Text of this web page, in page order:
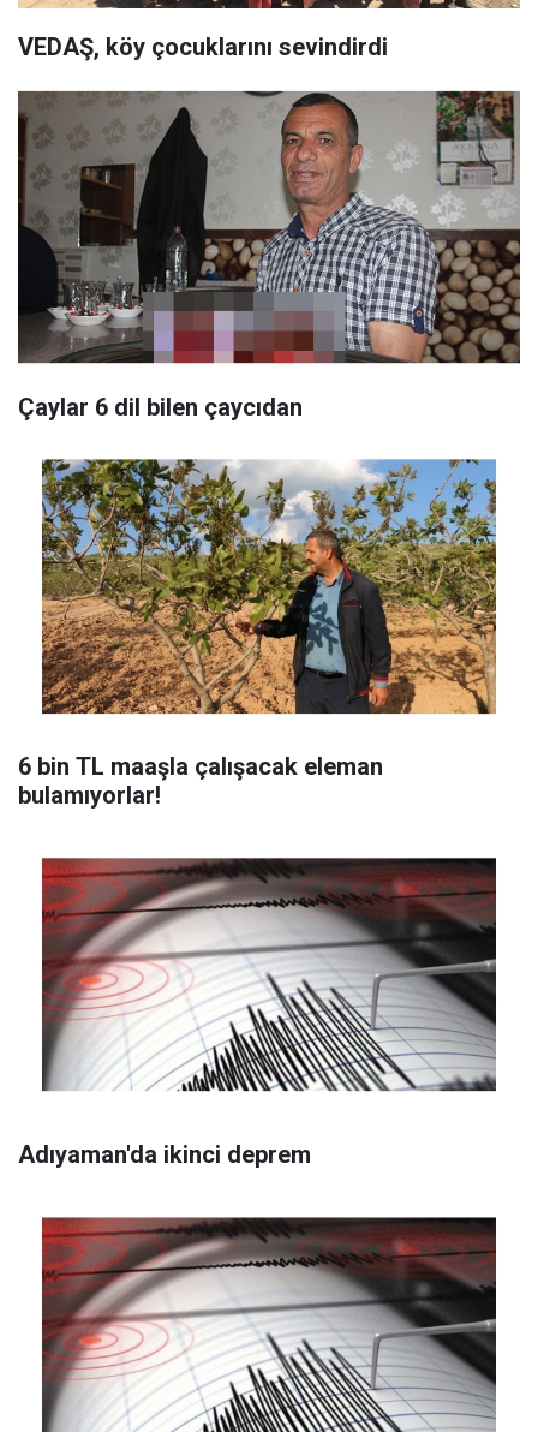
VEDAŞ, köy çocuklarını sevindirdi
Çaylar 6 dil bilen çaycıdan
6 bin TL maaşla çalışacak eleman
bulamıyorlar!
Adıyaman'da ikinci deprem